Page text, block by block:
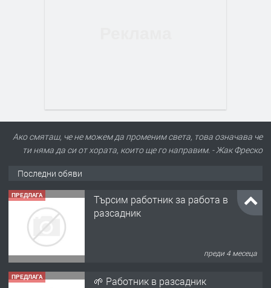
Ако смяташ, че не можем да променим света, това означава че
ти няма да си от хората, които ще го направим. - Жак Фреско
Последни обяви
ПРЕДЛАГА 🌱 Работник в разсадник
преди 4 месеца
ПРЕДЛАГА Търсим работничка